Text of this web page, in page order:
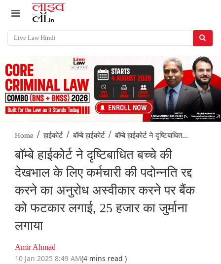
Home / हाईकोर्ट / बॉम्बे हाईकोर्ट / बॉम्बे हाईकोर्ट ने दृष्टिबाधित...
बॉम्बे हाईकोर्ट ने दृष्टिबाधित बच्चे की
देखभाल के लिए कर्मचारी की पदोन्नति रद्द
करने का अनुरोध अस्वीकार करने पर बैंक
को फटकार लगाई, 25 हजार का जुर्माना
लगाया
Amir Ahmad
10 Jan 2025 8:49 AM(4 mins read )